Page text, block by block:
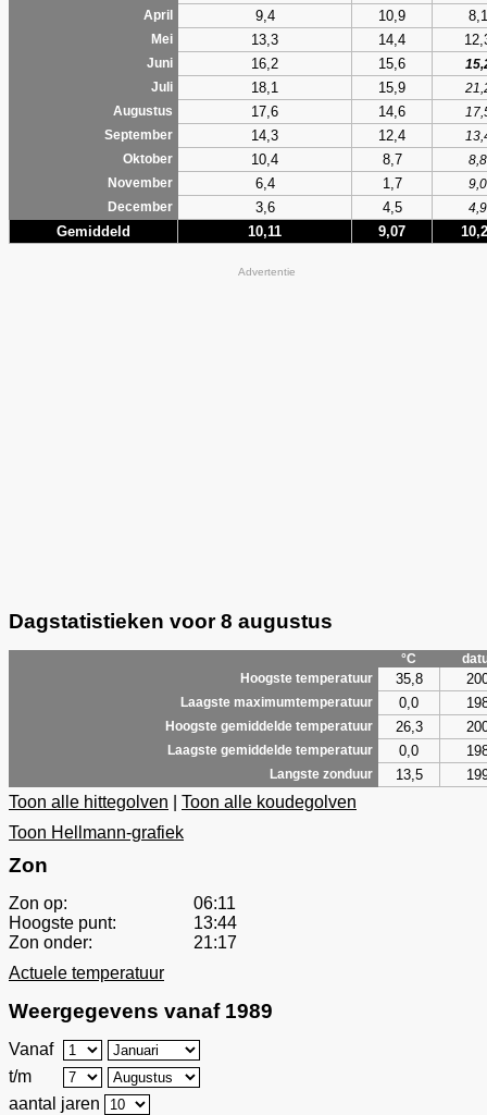
April 9,4 10,9 8,1
Mei 13,3 14,4
Juni 16,2 15,6
Juli
18,1 15,9
Augustus
17,6 14,6
September
14,3 12,4
Oktober
10,4 8,7
8,8
November
6,4 1,7
9,0
December
3,6 4,5 4,9
Gemiddeld 10,11 9,07
Advertentie
Dagstatistieken voor 8 augustus
°C
Hoogste temperatuur
35,8
Laagste maximumtemperatuur 0,0
Hoogste gemiddelde temperatuur 26,3
Laagste gemiddelde temperatuur 0,0
Langste zonduur 13,5
Toon alle hittegolven
Toon alle koudegolven
Toon Hellmann-grafiek
Zon
Zon op:
06:11
Hoogste punt:
13:44
Zon onder:
21:17
Actuele temperatuur
Weergegevens vanaf 1989
Vanaf
t/m
aantal jaren